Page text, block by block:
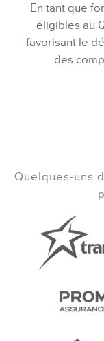
En tant que
éligibles au
favorisant le
des
Quelques-uns